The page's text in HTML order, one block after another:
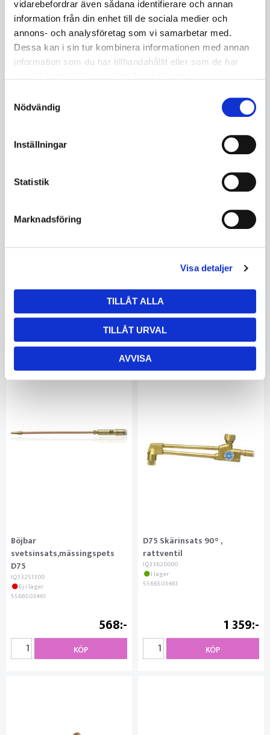
vidarebefordrar även sådana identifierare och annan
information från din enhet till de sociala medier och
annons- och analysföretag som vi samarbetar med.
Dessa kan i sin tur kombinera informationen med annan
information som du har tillhandahållit eller som de har
Nödvändig
Inställningar
Statistik
Marknadsföring
Visa detaljer
TILLÅT ALLA
TILLÅT URVAL
AVVISA
KÖP KÖP
Böjbar
D75
568
D75
568
Böjbar
svetsinsats,mässingspets
D75
IQ33251300
Ej i lager
5566503461
568
KÖP
D75 Skärinsats 90° ,
rattventil
IQ33620000
I lager
5566503461
1 359
KÖP